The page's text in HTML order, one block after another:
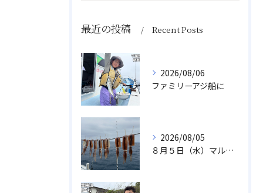
最近の投稿 Recent Posts
2026/08/06
ファミリーアジ船に
2026/08/05
８月５日（水）マルイカ